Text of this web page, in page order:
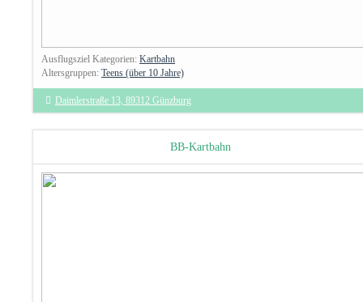
Ausflugsziel Kategorien:Kartbahn
Altersgruppen:Teens (über 10 Jahre)
Daimlerstraße 13, 89312 Günzburg
BB-Kartbahn